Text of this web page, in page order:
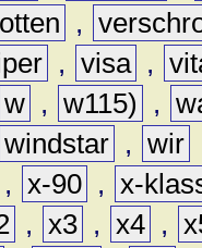
,
, visa ,
w , w115) ,
windstar , wir
, x-90 , x-
, x3 , x4 ,